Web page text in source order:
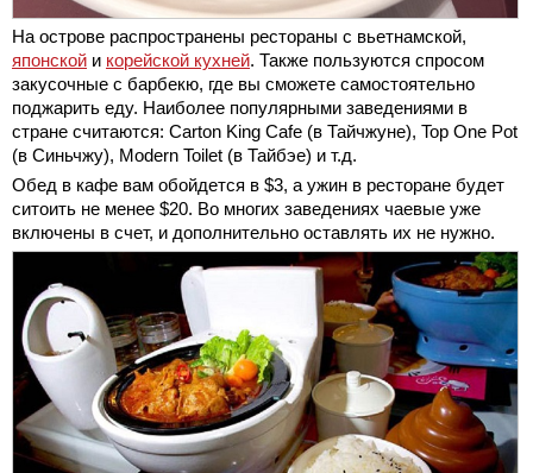
На острове распространены рестораны с вьетнамской,
японской и корейской кухней. Также пользуются спросом
закусочные с барбекю, где вы сможете самостоятельно
поджарить еду. Наиболее популярными заведениями в
стране считаются: Carton King Cafe (в Тайчжуне), Top One Pot
(в Синьчжу), Modern Toilet (в Тайбэе) и т.д.
Обед в кафе вам обойдется в $3, а ужин в ресторане будет
ситоить не менее $20. Во многих заведениях чаевые уже
включены в счет, и дополнительно оставлять их не нужно.